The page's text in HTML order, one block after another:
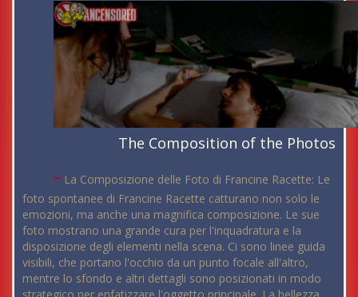
The Composition of the Photos
- La Composizione delle Foto di Francine Racette: Le
foto spontanee di Francine Racette catturano non solo le
emozioni, ma anche una magnifica composizione. Le sue
foto mostrano una grande cura per l'inquadratura e la
disposizione degli elementi nella scena. Ci sono linee guida
visibili, che portano l'occhio da un punto focale all'altro,
mentre lo sfondo e altri dettagli sono posizionati in modo